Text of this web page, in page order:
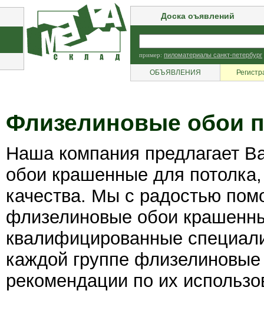
Доска оъявлений
пример: пиломатериалы санкт-петербург
ОБЪЯВЛЕНИЯ
Флизелиновые обои
Наша компания предлагает
обои крашенные для потолка,
качества. Мы с радостью
флизелиновые обои
квалифицированные
каждой группе
рекомендации по их